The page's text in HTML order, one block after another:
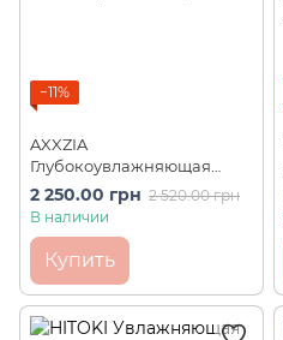
−11%
AXXZIA
Глубокоувлажняющая
маска для лица Beauty
Force Treatment Mask MW
2 250.00 грн 2 520.00 грн
В наличии
Купить